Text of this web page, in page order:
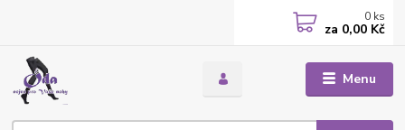
Menu
0 ks
za 0,00 Kč